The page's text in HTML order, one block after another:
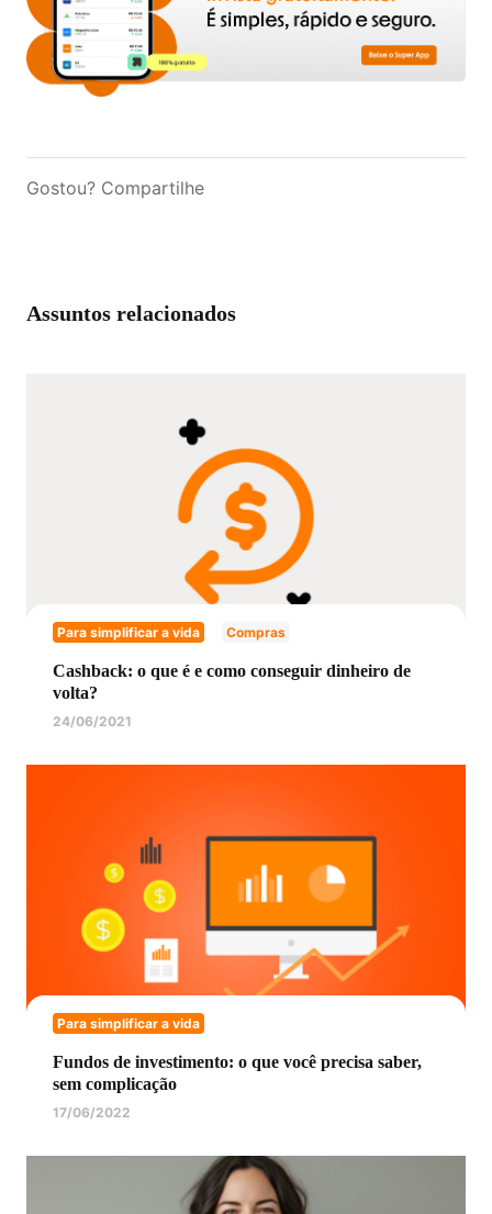
Gostou? Compartilhe
Assuntos relacionados
Para simplificar a vida Compras
Cashback: o que é e como conseguir dinheiro de
volta?
24/06/2021
Para simplificar a vida
Fundos de investimento: o que você precisa saber,
sem complicação
17/06/2022